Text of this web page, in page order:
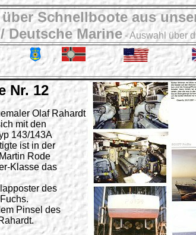
Schnellboote aus
Deutsche Marine- Auswahl über
Nr. 12
Olaf Rahardt
mit den
143/143A
ist in der
Rode
Klasse das
des
Pinsel des